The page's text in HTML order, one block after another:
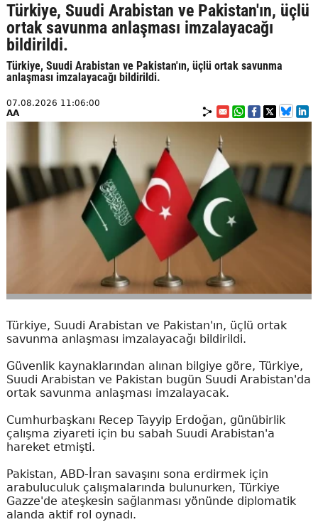
Türkiye, Suudi Arabistan ve Pakistan'ın, üçlü
ortak savunma anlaşması imzalayacağı
bildirildi.
Türkiye, Suudi Arabistan ve Pakistan'ın, üçlü ortak savunma
anlaşması imzalayacağı bildirildi.
07.08.2026 11:06:00
AA
Türkiye, Suudi Arabistan ve Pakistan'ın, üçlü ortak
savunma anlaşması imzalayacağı bildirildi.
Güvenlik kaynaklarından alınan bilgiye göre, Türkiye,
Suudi Arabistan ve Pakistan bugün Suudi Arabistan'da
ortak savunma anlaşması imzalayacak.
Cumhurbaşkanı Recep Tayyip Erdoğan, günübirlik
çalışma ziyareti için bu sabah Suudi Arabistan'a
hareket etmişti.
Pakistan, ABD-İran savaşını sona erdirmek için
arabuluculuk çalışmalarında bulunurken, Türkiye
Gazze'de ateşkesin sağlanması yönünde diplomatik
alanda aktif rol oynadı.